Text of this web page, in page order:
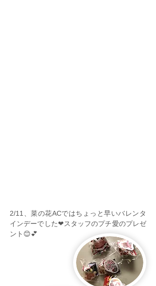
2/11、菜の花ACではちょっと早いバレンタ
インデーでした❤スタッフのプチ愛のプレゼ
ント😊💕